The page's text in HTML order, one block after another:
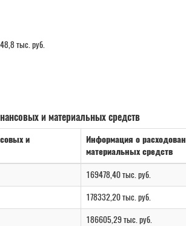
тыс. руб.
и материальных средств
и
Информация о
материальных средств
169478,40 тыс. руб.
178332,20 тыс. руб.
186605,29 тыс. руб.